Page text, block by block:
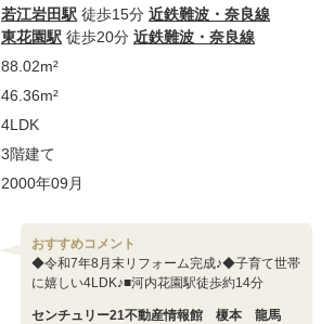
若江岩田駅 徒歩15分 近鉄難波・奈良線
東花園駅 徒歩20分 近鉄難波・奈良線
88.02m²
46.36m²
4LDK
3階建て
2000年09月
おすすめコメント
◆令和7年8月末リフォーム完成♪◆子育て世帯
に嬉しい4LDK♪■河内花園駅徒歩約14分
センチュリー21不動産情報館 榎本 龍馬